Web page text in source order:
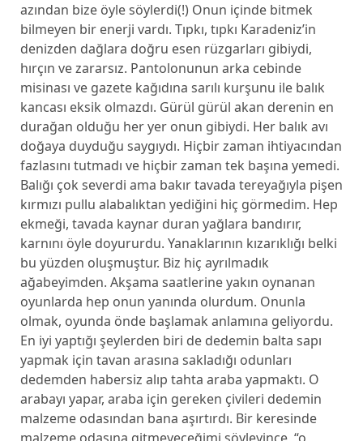
azından bize öyle söylerdi(!) Onun içinde bitmek
bilmeyen bir enerji vardı. Tıpkı, tıpkı Karadeniz’in
denizden dağlara doğru esen rüzgarları gibiydi,
hırçın ve zararsız. Pantolonunun arka cebinde
misinası ve gazete kağıdına sarılı kurşunu ile balık
kancası eksik olmazdı. Gürül gürül akan derenin en
durağan olduğu her yer onun gibiydi. Her balık avı
doğaya duyduğu saygıydı. Hiçbir zaman ihtiyacından
fazlasını tutmadı ve hiçbir zaman tek başına yemedi.
Balığı çok severdi ama bakır tavada tereyağıyla pişen
kırmızı pullu alabalıktan yediğini hiç görmedim. Hep
ekmeği, tavada kaynar duran yağlara bandırır,
karnını öyle doyururdu. Yanaklarının kızarıklığı belki
bu yüzden oluşmuştur. Biz hiç ayrılmadık
ağabeyimden. Akşama saatlerine yakın oynanan
oyunlarda hep onun yanında olurdum. Onunla
olmak, oyunda önde başlamak anlamına geliyordu.
En iyi yaptığı şeylerden biri de dedemin balta sapı
yapmak için tavan arasına sakladığı odunları
dedemden habersiz alıp tahta araba yapmaktı. O
arabayı yapar, araba için gereken çivileri dedemin
malzeme odasından bana aşırtırdı. Bir keresinde